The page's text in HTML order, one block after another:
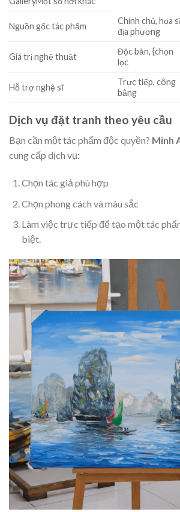
Nguồn gốc tác phẩm
Chính chủ, họa
địa phương
Giá trị nghệ thuật
Độc bản, {chọn
lọc
Hỗ trợ nghệ sĩ
Trực tiếp, công
bằng
Dịch vụ đặt tranh theo yêu cầu
Bạn cần một tác phẩm độc quyền? Minh
cung cấp dịch vụ:
Chọn tác giả phù hợp
Chọn phong cách và màu sắc
Làm việc trực tiếp để tạo một tác
biệt.